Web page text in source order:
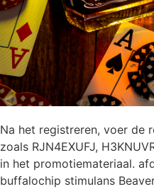
Na het registreren, voer de
zoals RJN4EXUFJ,
in het promotiemateriaal.
buffalochip stimulans